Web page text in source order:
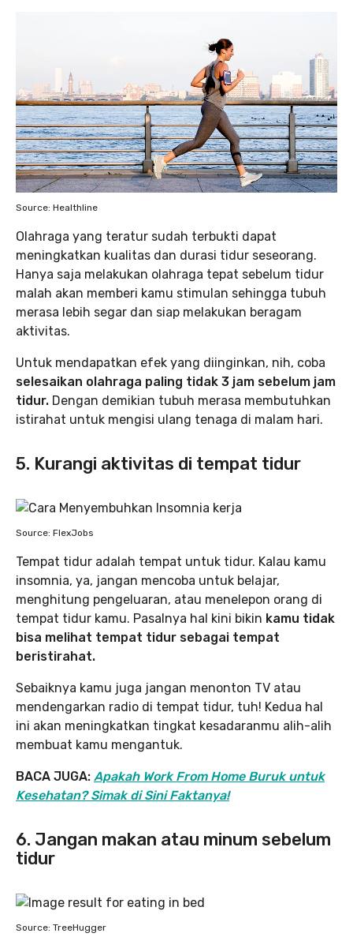
Source: Healthline
Olahraga yang teratur sudah terbukti dapat
meningkatkan kualitas dan durasi tidur seseorang.
Hanya saja melakukan olahraga tepat sebelum tidur
malah akan memberi kamu stimulan sehingga tubuh
merasa lebih segar dan siap melakukan beragam
aktivitas.
Untuk mendapatkan efek yang diinginkan, nih, coba
selesaikan olahraga paling tidak 3 jam sebelum jam
tidur. Dengan demikian tubuh merasa membutuhkan
istirahat untuk mengisi ulang tenaga di malam hari.
5. Kurangi aktivitas di tempat tidur
Source: FlexJobs
Tempat tidur adalah tempat untuk tidur. Kalau kamu
insomnia, ya, jangan mencoba untuk belajar,
menghitung pengeluaran, atau menelepon orang di
tempat tidur kamu. Pasalnya hal kini bikin kamu tidak
bisa melihat tempat tidur sebagai tempat
beristirahat.
Sebaiknya kamu juga jangan menonton TV atau
mendengarkan radio di tempat tidur, tuh! Kedua hal
ini akan meningkatkan tingkat kesadaranmu alih-alih
membuat kamu mengantuk.
BACA JUGA: Apakah Work From Home Buruk untuk
Kesehatan? Simak di Sini Faktanya!
6. Jangan makan atau minum sebelum
tidur
Source: TreeHugger